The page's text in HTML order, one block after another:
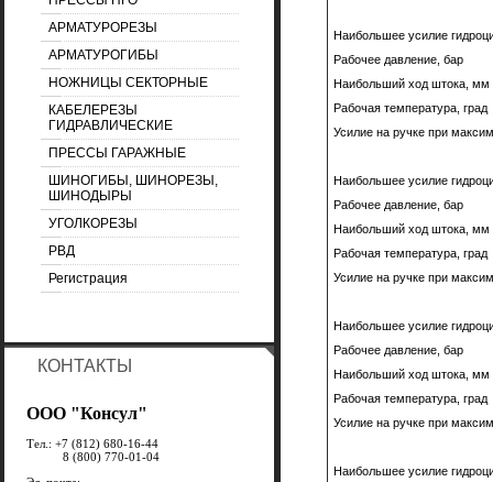
АРМАТУРОРЕЗЫ
АРМАТУРОГИБЫ
НОЖНИЦЫ СЕКТОРНЫЕ
КАБЕЛЕРЕЗЫ
ГИДРАВЛИЧЕСКИЕ
ПРЕССЫ ГАРАЖНЫЕ
ШИНОГИБЫ, ШИНОРЕЗЫ,
ШИНОДЫРЫ
УГОЛКОРЕЗЫ
РВД
Регистрация
КОНТАКТЫ
ООО "Консул"
Тел.: +7 (812) 680-16-44
8 (800) 770-01-04
Наибольшее усилие
Рабочее давление, бар
Наибольший ход штока, мм
Рабочая температура, град
Усилие на ручке при
Наибольшее усилие
Рабочее давление, бар
Наибольший ход штока, мм
Рабочая температура, град
Усилие на ручке при
Наибольшее усилие
Рабочее давление, бар
Наибольший ход штока, мм
Рабочая температура, град
Усилие на ручке при
Наибольшее усилие